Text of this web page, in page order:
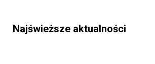
Najświeższe aktualności